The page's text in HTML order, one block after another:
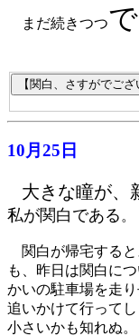
まだ続きつつ
10月25日
大きな瞳が、
私が関白である 。
関白が帰宅すると
も、昨日は関白に
かいの駐車場を走
追いかけて行って
小さいかも知れぬ